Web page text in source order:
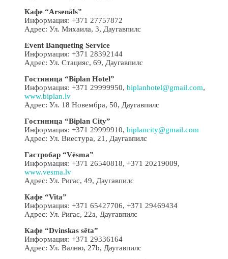
Кафе “Arsenāls”
Информация: +371 27757872
Адрес: Ул. Михаила, 3, Даугавпилс
Event Banqueting Service
Информация: +371 28392144
Адрес: Ул. Стацияс, 69, Даугавпилс
Гостиница “Biplan Hotel”
Информация: +371 29999950, biplanhotel@gmail.com,
www.biplan.lv
Адрес: Ул. 18 Новембра, 50, Даугавпилс
Гостиница “Biplan City”
Информация: +371 29999910, biplancity@gmail.com
Адрес: Ул. Виестура, 21, Даугавпилс
Гастробар “Vēsma”
Информация: +371 26540818, +371 20219009,
www.vesma.lv
Адрес: Ул. Ригас, 49, Даугавпилс
Кафе “Vita”
Информация: +371 65427706, +371 29469434
Адрес: Ул. Ригас, 22a, Даугавпилс
Кафе “Dvinskas sēta”
Информация: +371 29336164
Адрес: Ул. Валню, 27b, Даугавпилс